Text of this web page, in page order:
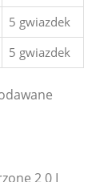
5 gwiazdek
5 gwiazdek
2 0 I